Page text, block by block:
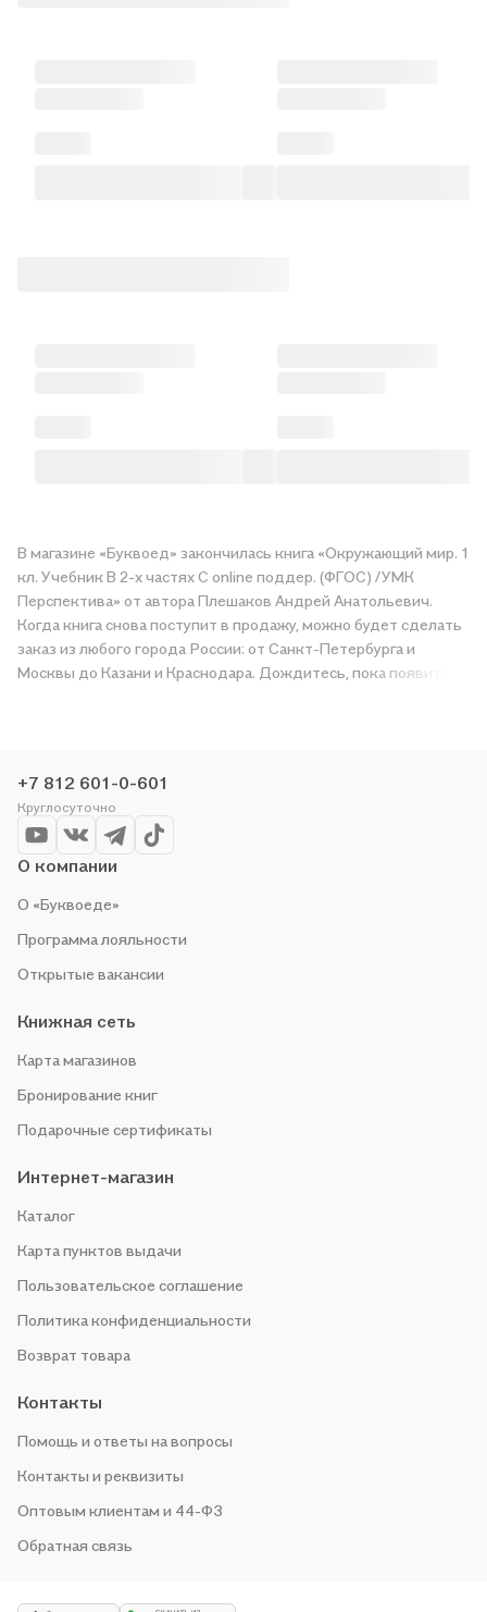
В магазине «Буквоед» закончилась книга «Окружающий мир. 1
кл. Учебник В 2-х частях С online поддер. (ФГОС) /УМК
Перспектива» от автора Плешаков Андрей Анатольевич.
Когда книга снова поступит в продажу, можно будет сделать
заказ из любого города России: от Санкт-Петербурга и
Москвы до Казани и Краснодара. Дождитесь, пока появится
купить понравившуюся историю по приятной цене. Например,
организуем конкурсы и проводим акции. Оставайтесь с нами,
чтобы не упустить выгоду!
+7 812 601-0-601
Круглосуточно
О компании
О «Буквоеде»
Программа лояльности
Открытые вакансии
Книжная сеть
Карта магазинов
Бронирование книг
Подарочные сертификаты
Интернет-магазин
Каталог
Карта пунктов выдачи
Пользовательское соглашение
Политика конфиденциальности
Возврат товара
Контакты
Помощь и ответы на вопросы
Контакты и реквизиты
Оптовым клиентам и 44-ФЗ
Обратная связь